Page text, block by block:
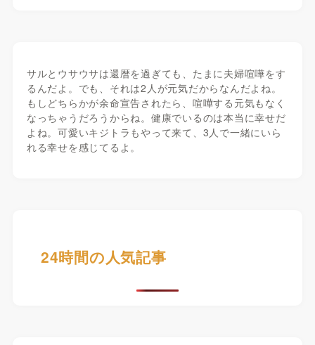
サルとウサウサは還暦を過ぎても、たまに夫婦喧嘩をす
るんだよ。でも、それは2人が元気だからなんだよね。
もしどちらかが余命宣告されたら、喧嘩する元気もなく
なっちゃうだろうからね。健康でいるのは本当に幸せだ
よね。可愛いキジトラもやって来て、3人で一緒にいら
れる幸せを感じてるよ。
24時間の人気記事